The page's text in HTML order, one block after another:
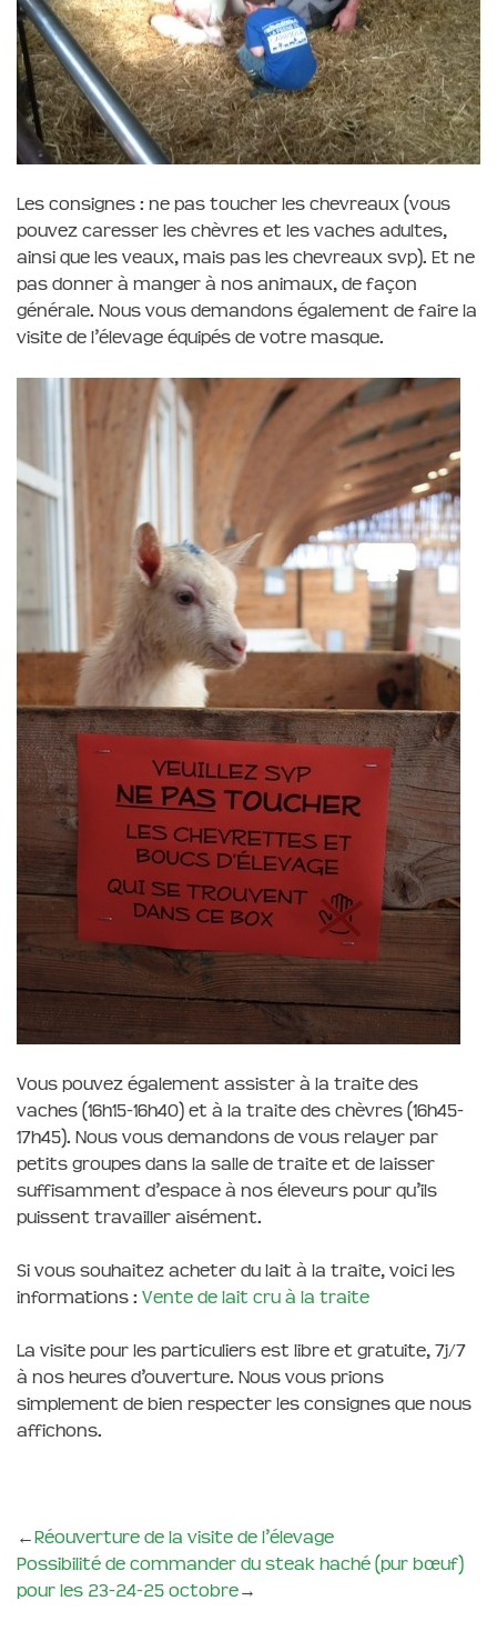
Les consignes : ne pas toucher les chevreaux (vous
pouvez caresser les chèvres et les vaches adultes,
ainsi que les veaux, mais pas les chevreaux svp). Et ne
pas donner à manger à nos animaux, de façon
générale. Nous vous demandons également de faire la
visite de l’élevage équipés de votre masque.
Vous pouvez également assister à la traite des
vaches (16h15-16h40) et à la traite des chèvres (16h45-
17h45). Nous vous demandons de vous relayer par
petits groupes dans la salle de traite et de laisser
suffisamment d’espace à nos éleveurs pour qu’ils
puissent travailler aisément.
Si vous souhaitez acheter du lait à la traite, voici les
informations : Vente de lait cru à la traite
La visite pour les particuliers est libre et gratuite, 7j/7
à nos heures d’ouverture. Nous vous prions
simplement de bien respecter les consignes que nous
affichons.
←Réouverture de la visite de l’élevage
Possibilité de commander du steak haché (pur bœuf)
pour les 23-24-25 octobre→